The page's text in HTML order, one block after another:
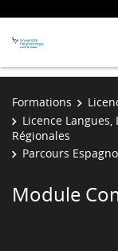
Formations
Licence
Régionales
Parcours
Module